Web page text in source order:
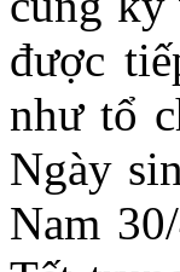
được
như tổ
Ngày
Nam